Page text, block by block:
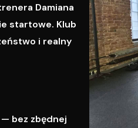
Damiana
startowe. Klub
i realny
bez zbędnej